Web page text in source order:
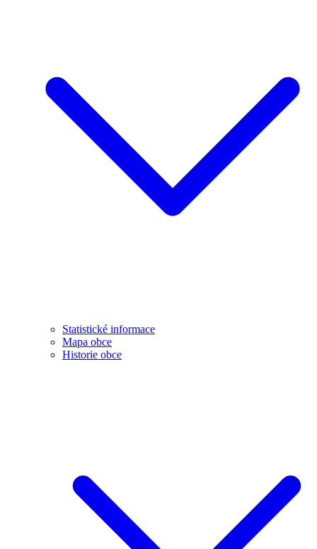
Statistické informace
Mapa obce
Historie obce